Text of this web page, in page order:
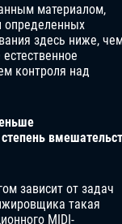
материалом,
определенных
здесь ниже,
контроля над
зависит от задач
такая
MIDI-